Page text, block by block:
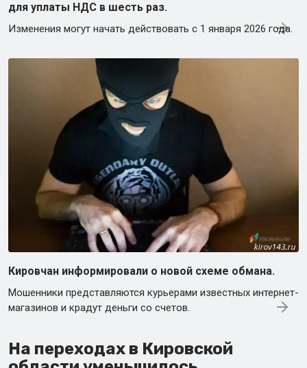
для уплаты НДС в шесть раз.
Изменения могут начать действовать с 1 января 2026 года.
Кировчан информировали о новой схеме обмана.
Мошенники представляются курьерами известных интернет-
магазинов и крадут деньги со счетов.
На переходах в Кировской